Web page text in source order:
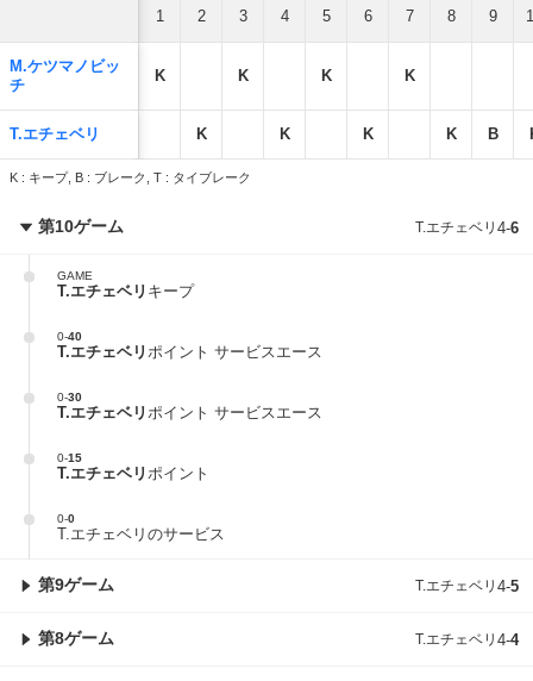
1 2 3 4 5 6 7 8 9
M.ケツマノビッ
チ
K K K K
T.エチェベリ K K K K B
K : キープ, B : ブレーク, T : タイブレーク
第10ゲーム T.エチェベリ 4-6
GAME
T.エチェベリ キープ
0-40
T.エチェベリ ポイント サービスエース
0-30
T.エチェベリ ポイント サービスエース
0-15
T.エチェベリ ポイント
0-0
T.エチェベリのサービス
第9ゲーム T.エチェベリ 4-5
第8ゲーム T.エチェベリ 4-4